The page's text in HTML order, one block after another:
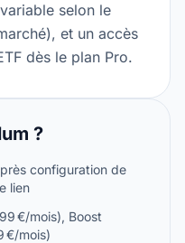
selon le
et un accès
dès le plan Pro.
?
configuration de
lien
€/mois), Boost
€/mois)